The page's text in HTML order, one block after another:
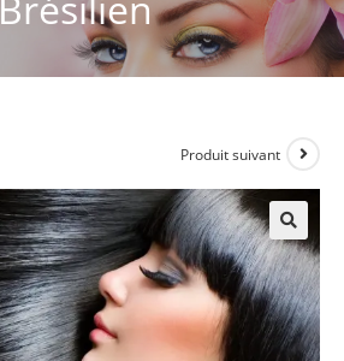
Produit suivant
🔍